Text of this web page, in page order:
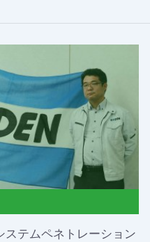
テムペネトレーション